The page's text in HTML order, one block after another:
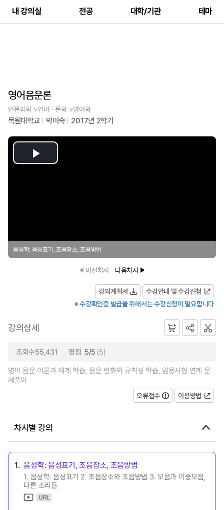
내 강의실 전공 대학/기관 테마
영어음운론
인문과학 >언어ㆍ문학 >영어학
목원대학교 박미숙 2017년 2학기
Play
음성학: 음성표기, 조음장소, 조음방법
이전차시 다음차시
강의계획서
수강안내 및 수강신청
※ 수강확인증 발급을 위해서는 수강신청이 필요합니다
강의상세
조회수55,431 평점 5/5 (5)
영어 음운 이론과 체계 학습, 음운 변화와 규칙성 학습, 임용시험 연계 문
제풀이
오류접수
이용방법
차시별 강의
1. 음성학: 음성표기, 조음장소, 조음방법
1. 음성학: 음성표기 2. 조음장소와 조음방법 3. 모음과 이중모음,
다른 소리들
URL